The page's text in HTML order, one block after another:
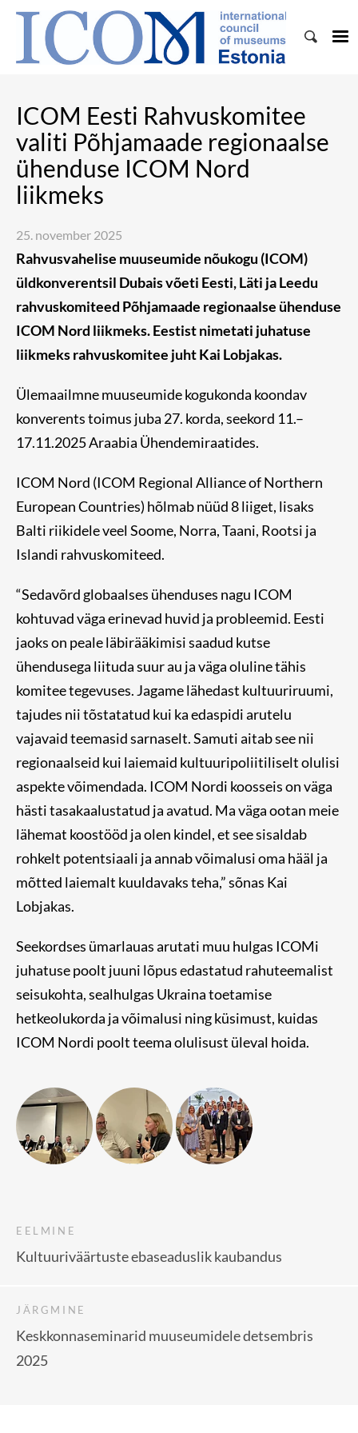
ICOM Eesti Rahvuskomitee
valiti Põhjamaade regionaalse
ühenduse ICOM Nord
liikmeks
25. november 2025
Rahvusvahelise muuseumide nõukogu (ICOM)
üldkonverentsil Dubais võeti Eesti, Läti ja Leedu
rahvuskomiteed Põhjamaade regionaalse ühenduse
ICOM Nord liikmeks. Eestist nimetati juhatuse
liikmeks rahvuskomitee juht Kai Lobjakas.
Ülemaailmne muuseumide kogukonda koondav
konverents toimus juba 27. korda, seekord 11.–
17.11.2025 Araabia Ühendemiraatides.
ICOM Nord (ICOM Regional Alliance of Northern
European Countries) hõlmab nüüd 8 liiget, lisaks
Balti riikidele veel Soome, Norra, Taani, Rootsi ja
Islandi rahvuskomiteed.
“Sedavõrd globaalses ühenduses nagu ICOM
kohtuvad väga erinevad huvid ja probleemid. Eesti
jaoks on peale läbirääkimisi saadud kutse
ühendusega liituda suur au ja väga oluline tähis
komitee tegevuses. Jagame lähedast kultuuriruumi,
tajudes nii tõstatatud kui ka edaspidi arutelu
vajavaid teemasid sarnaselt. Samuti aitab see nii
regionaalseid kui laiemaid kultuuripoliitiliselt olulisi
aspekte võimendada. ICOM Nordi koosseis on väga
hästi tasakaalustatud ja avatud. Ma väga ootan meie
lähemat koostööd ja olen kindel, et see sisaldab
rohkelt potentsiaali ja annab võimalusi oma hääl ja
mõtted laiemalt kuuldavaks teha,” sõnas Kai
Lobjakas.
Seekordses ümarlauas arutati muu hulgas ICOMi
juhatuse poolt juuni lõpus edastatud rahuteemalist
seisukohta, sealhulgas Ukraina toetamise
hetkeolukorda ja võimalusi ning küsimust, kuidas
ICOM Nordi poolt teema olulisust üleval hoida.
EELMINE
Kultuuriväärtuste ebaseaduslik kaubandus
JÄRGMINE
Keskkonnaseminarid muuseumidele detsembris
2025